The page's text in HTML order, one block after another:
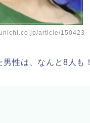
article/150423
性は、なんと8人も！